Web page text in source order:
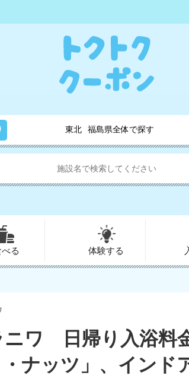
東北 福島県全体で探す
る 体験する
ワ 日帰り入浴料
ナッツ」、インド